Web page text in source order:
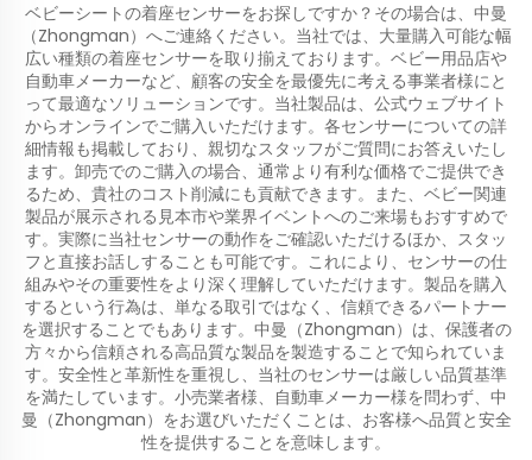
ベビーシートの着座センサーをお探しですか？その場合は、中曼
（Zhongman）へご連絡ください。当社では、大量購入可能な幅
広い種類の着座センサーを取り揃えております。ベビー用品店や
自動車メーカーなど、顧客の安全を最優先に考える事業者様にと
って最適なソリューションです。当社製品は、公式ウェブサイト
からオンラインでご購入いただけます。各センサーについての詳
細情報も掲載しており、親切なスタッフがご質問にお答えいたし
ます。卸売でのご購入の場合、通常より有利な価格でご提供でき
るため、貴社のコスト削減にも貢献できます。また、ベビー関連
製品が展示される見本市や業界イベントへのご来場もおすすめで
す。実際に当社センサーの動作をご確認いただけるほか、スタッ
フと直接お話しすることも可能です。これにより、センサーの仕
組みやその重要性をより深く理解していただけます。製品を購入
するという行為は、単なる取引ではなく、信頼できるパートナー
を選択することでもあります。中曼（Zhongman）は、保護者の
方々から信頼される高品質な製品を製造することで知られていま
す。安全性と革新性を重視し、当社のセンサーは厳しい品質基準
を満たしています。小売業者様、自動車メーカー様を問わず、中
曼（Zhongman）をお選びいただくことは、お客様へ品質と安全
性を提供することを意味します。